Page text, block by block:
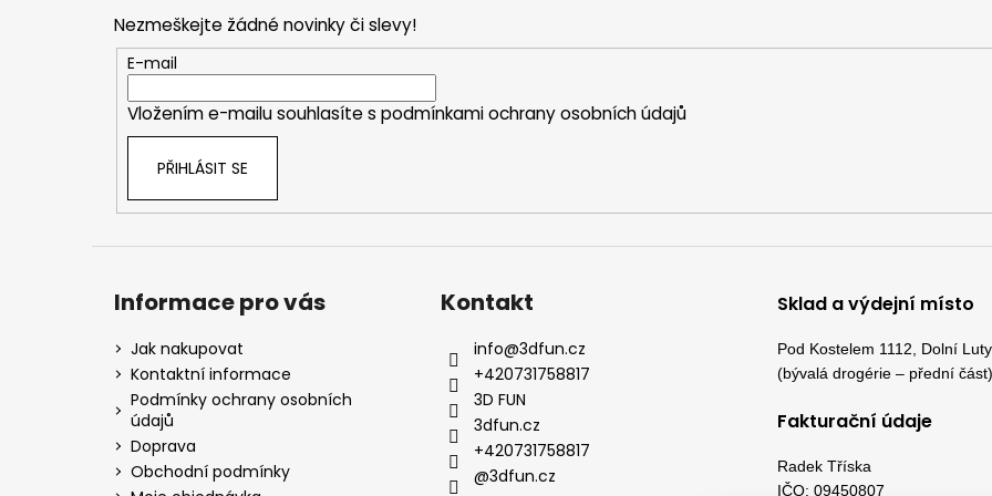
Nezmeškejte žádné novinky či slevy!
E-mail
Vložením e-mailu souhlasíte s podmínkami ochrany osobních údajů
PŘIHLÁSIT SE
Informace pro vás
Jak nakupovat
Kontaktní informace
Podmínky ochrany osobních
údajů
Doprava
Obchodní podmínky
Kontakt
info@3dfun.cz
+420731758817
3D FUN
3dfun.cz
+420731758817
@3dfun.cz
Sklad a výdejní místo
Pod Kostelem 1112, Dolní
(bývalá drogérie – přední část)
Fakturační údaje
Radek Tříska
IČO: 09450807